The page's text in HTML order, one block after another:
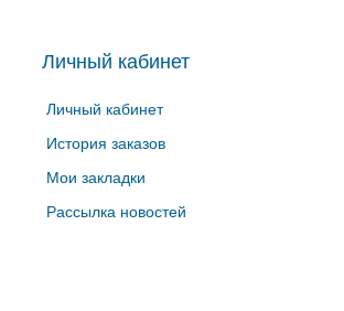
Личный кабинет
Личный кабинет
История заказов
Мои закладки
Рассылка новостей